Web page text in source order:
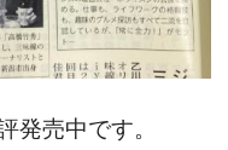
発売中です。